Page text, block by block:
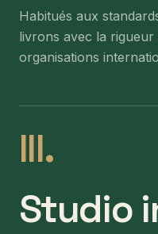
Habitués aux
livrons avec la rigueur
organisations
III.
Studio